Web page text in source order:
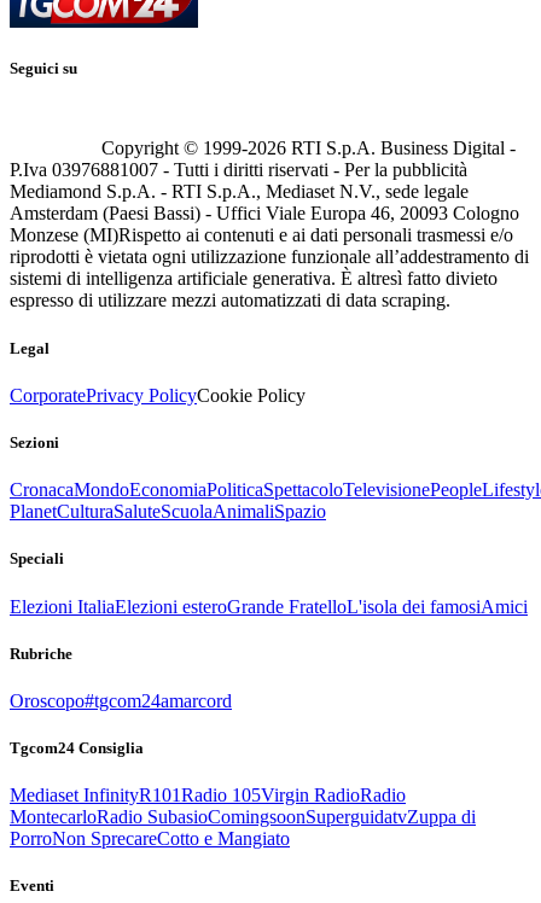
Seguici su
Copyright © 1999-2026 RTI S.p.A. Business Digital -
P.Iva 03976881007 - Tutti i diritti riservati - Per la pubblicità
Mediamond S.p.A. - RTI S.p.A., Mediaset N.V., sede legale
Amsterdam (Paesi Bassi) - Uffici Viale Europa 46, 20093 Cologno
Monzese (MI)Rispetto ai contenuti e ai dati personali trasmessi e/o
riprodotti è vietata ogni utilizzazione funzionale all’addestramento di
sistemi di intelligenza artificiale generativa. È altresì fatto divieto
espresso di utilizzare mezzi automatizzati di data scraping.
Legal
CorporatePrivacy PolicyCookie Policy
Sezioni
CronacaMondoEconomiaPoliticaSpettacoloTelevisionePeople
PlanetCulturaSaluteScuolaAnimaliSpazio
Speciali
Elezioni ItaliaElezioni esteroGrande FratelloL'isola dei famosiAmici
Rubriche
Oroscopo#tgcom24amarcord
Tgcom24 Consiglia
Mediaset InfinityR101Radio 105Virgin RadioRadio
MontecarloRadio SubasioComingsoonSuperguidatvZuppa di
PorroNon SprecareCotto e Mangiato
Eventi